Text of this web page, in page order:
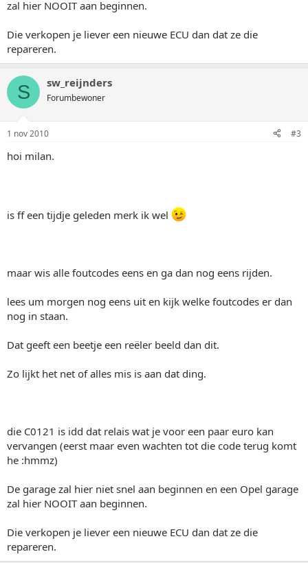
zal hier NOOIT aan beginnen.
Die verkopen je liever een nieuwe ECU dan dat ze die
repareren.
S sw_reijnders
Forumbewoner
1 nov 2010 #3
hoi milan.
is ff een tijdje geleden merk ik wel
maar wis alle foutcodes eens en ga dan nog eens rijden.
lees um morgen nog eens uit en kijk welke foutcodes er dan
nog in staan.
Dat geeft een beetje een reëler beeld dan dit.
Zo lijkt het net of alles mis is aan dat ding.
die C0121 is idd dat relais wat je voor een paar euro kan
vervangen (eerst maar even wachten tot die code terug komt
he :hmmz)
De garage zal hier niet snel aan beginnen en een Opel garage
zal hier NOOIT aan beginnen.
Die verkopen je liever een nieuwe ECU dan dat ze die
repareren.